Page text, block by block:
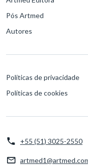
Pós Artmed
Autores
Políticas de privacidade
Políticas de cookies
+55 (51) 3025-2550